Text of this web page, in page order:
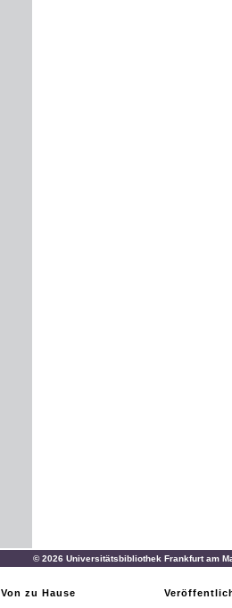
© 2026 Universitätsbibliothek Frankfurt am
Von zu Hause